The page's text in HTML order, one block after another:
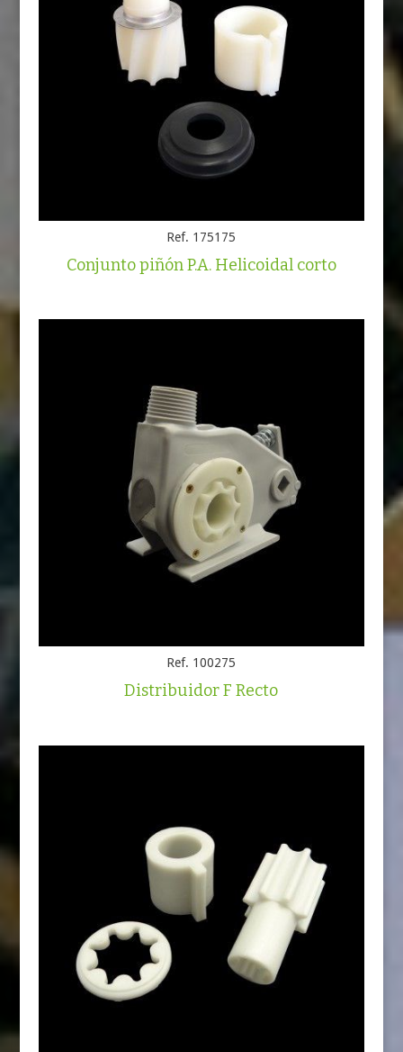
Ref. 175175
Conjunto piñón P.A. Helicoidal corto
Ref. 100275
Distribuidor F Recto